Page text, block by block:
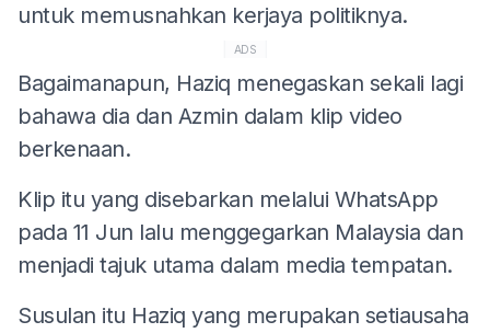
untuk memusnahkan kerjaya politiknya.
ADS
Bagaimanapun, Haziq menegaskan sekali lagi
bahawa dia dan Azmin dalam klip video
berkenaan.
Klip itu yang disebarkan melalui WhatsApp
pada 11 Jun lalu menggegarkan Malaysia dan
menjadi tajuk utama dalam media tempatan.
Susulan itu Haziq yang merupakan setiausaha